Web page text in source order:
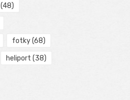
(48)
fotky(68)
heliport (38)